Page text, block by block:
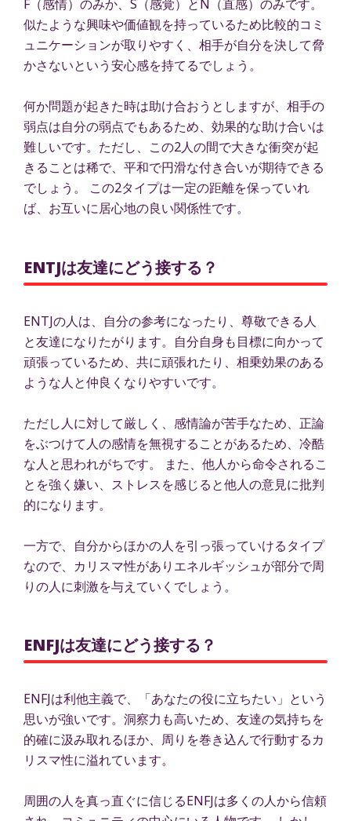
F（感情）のみか、S（感覚）とN（直感）のみです。
似たような興味や価値観を持っているため比較的コミ
ュニケーションが取りやすく、相手が自分を決して脅
かさないという安心感を持てるでしょう。
何か問題が起きた時は助け合おうとしますが、相手の
弱点は自分の弱点でもあるため、効果的な助け合いは
難しいです。ただし、この2人の間で大きな衝突が起
きることは稀で、平和で円滑な付き合いが期待できる
でしょう。 この2タイプは一定の距離を保っていれ
ば、お互いに居心地の良い関係性です。
ENTJは友達にどう接する？
ENTJの人は、自分の参考になったり、尊敬できる人
と友達になりたがります。自分自身も目標に向かって
頑張っているため、共に頑張れたり、相乗効果のある
ような人と仲良くなりやすいです。
ただし人に対して厳しく、感情論が苦手なため、正論
をぶつけて人の感情を無視することがあるため、冷酷
な人と思われがちです。 また、他人から命令されるこ
とを強く嫌い、ストレスを感じると他人の意見に批判
的になります。
一方で、自分からほかの人を引っ張っていけるタイプ
なので、カリスマ性がありエネルギッシュが部分で周
りの人に刺激を与えていくでしょう。
ENFJは友達にどう接する？
ENFJは利他主義で、「あなたの役に立ちたい」という
思いが強いです。洞察力も高いため、友達の気持ちを
的確に汲み取れるほか、周りを巻き込んで行動するカ
リスマ性に溢れています。
周囲の人を真っ直ぐに信じるENFJは多くの人から信頼